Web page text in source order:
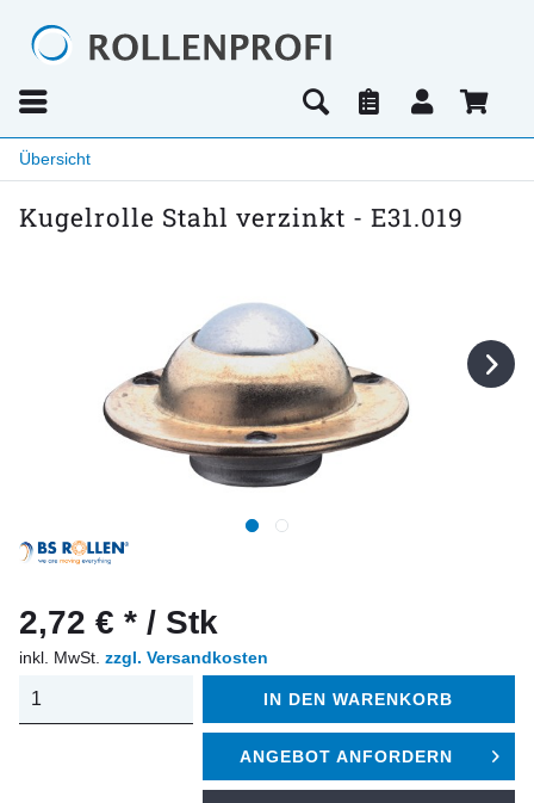
Übersicht
Kugelrolle Stahl verzinkt - E31.019
2,72 € * / Stk
inkl. MwSt. zzgl. Versandkosten
IN DEN WARENKORB
ANGEBOT ANFORDERN